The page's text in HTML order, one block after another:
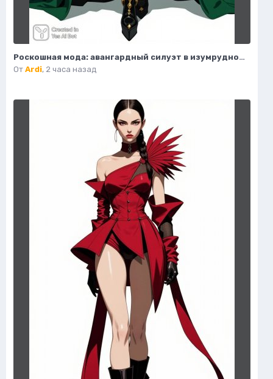
Роскошная мода: авангардный силуэт в изумрудном бархате. Генерация из нейронной сети Flux Ai
От Ardi, 2 часа назад